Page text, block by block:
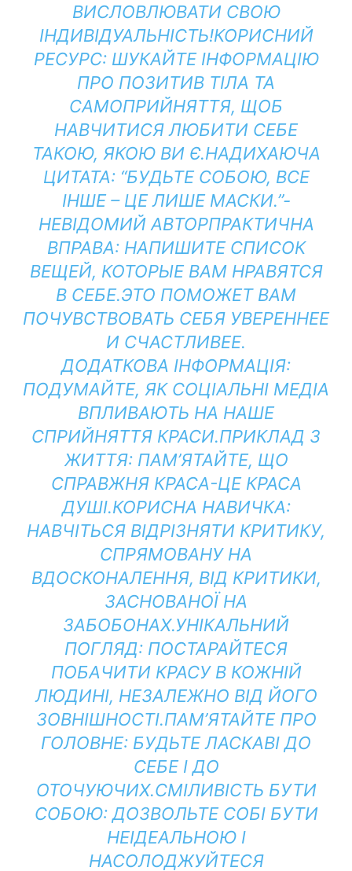
ВИСЛОВЛЮВАТИ СВОЮ
ІНДИВІДУАЛЬНІСТЬ!КОРИСНИЙ
РЕСУРС:ШУКАЙТЕ ІНФОРМАЦІЮ
ПРО ПОЗИТИВ ТІЛА ТА
САМОПРИЙНЯТТЯ, ЩОБ
НАВЧИТИСЯ ЛЮБИТИ СЕБЕ
ТАКОЮ, ЯКОЮ ВИ Є.НАДИХАЮЧА
ЦИТАТА:“БУДЬТЕ СОБОЮ, ВСЕ
ІНШЕ – ЦЕ ЛИШЕ МАСКИ.”-
НЕВІДОМИЙ АВТОРПРАКТИЧНА
ВПРАВА:НАПИШИТЕ СПИСОК
ВЕЩЕЙ, КОТОРЫЕ ВАМ НРАВЯТСЯ
В СЕБЕ.ЭТО ПОМОЖЕТ ВАМ
ПОЧУВСТВОВАТЬ СЕБЯ УВЕРЕННЕЕ
И СЧАСТЛИВЕЕ.
ДОДАТКОВА ІНФОРМАЦІЯ:
ПОДУМАЙТЕ, ЯК СОЦІАЛЬНІ МЕДІА
ВПЛИВАЮТЬ НА НАШЕ
СПРИЙНЯТТЯ КРАСИ.ПРИКЛАД З
ЖИТТЯ:ПАМ’ЯТАЙТЕ, ЩО
СПРАВЖНЯ КРАСА-ЦЕ КРАСА
ДУШІ.КОРИСНА НАВИЧКА:
НАВЧІТЬСЯ ВІДРІЗНЯТИ КРИТИКУ,
СПРЯМОВАНУ НА
ВДОСКОНАЛЕННЯ, ВІД КРИТИКИ,
ЗАСНОВАНОЇ НА
ЗАБОБОНАХ.УНІКАЛЬНИЙ
ПОГЛЯД: ПОСТАРАЙТЕСЯ
ПОБАЧИТИ КРАСУ В КОЖНІЙ
ЛЮДИНІ, НЕЗАЛЕЖНО ВІД ЙОГО
ЗОВНІШНОСТІ.ПАМ’ЯТАЙТЕ ПРО
ГОЛОВНЕ: БУДЬТЕ ЛАСКАВІ ДО
СЕБЕ І ДО
ОТОЧУЮЧИХ.СМІЛИВІСТЬ БУТИ
СОБОЮ:ДОЗВОЛЬТЕ СОБІ БУТИ
НЕІДЕАЛЬНОЮ І
НАСОЛОДЖУЙТЕСЯ